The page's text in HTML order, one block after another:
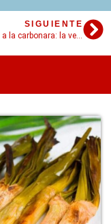
SIGUIENTE
Espaguetis a la carbonara: la verdadera receta italiana